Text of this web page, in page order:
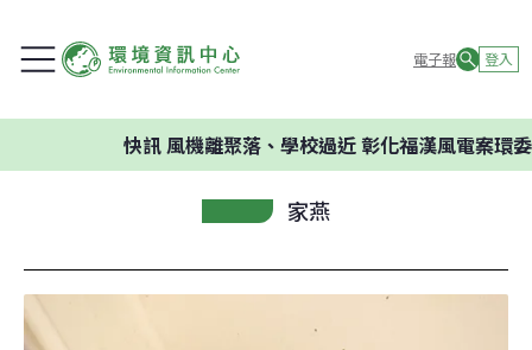
電子報 登入
風機離聚落、學校過近 彰化福漢風電案環委建議
家燕